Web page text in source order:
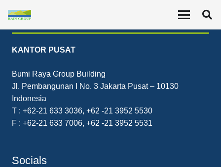
Contact
KANTOR PUSAT
Bumi Raya Group Building
Jl. Pembangunan I No. 3 Jakarta Pusat – 10130
Indonesia
T : +62-21 633 3036, +62 -21 3952 5530
F : +62-21 633 7006, +62 -21 3952 5531
Socials